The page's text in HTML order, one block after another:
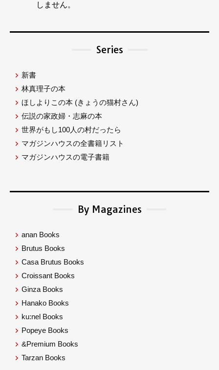
しません。
Series
新書
林真理子の本
ほしよりこの本 (きょうの猫村さん)
伝説の家政婦・志麻の本
世界がもし100人の村だったら
マガジンハウスの全書籍リスト
マガジンハウスの電子書籍
By Magazines
anan Books
Brutus Books
Casa Brutus Books
Croissant Books
Ginza Books
Hanako Books
ku:nel Books
Popeye Books
&Premium Books
Tarzan Books